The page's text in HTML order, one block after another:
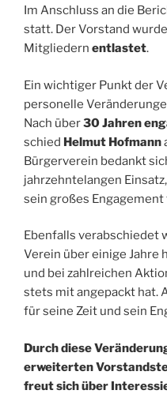
Im Anschluss an die
statt. Der Vorstand
Mitgliedern entlastet.
Ein wichtiger Punkt der
personelle
Nach über30 Jahren
schied Helmut Hofmann
Bürgerverein bedankt
jahrzehntelangen
sein großes
Ebenfalls verabschiedet
Verein über einige
und bei zahlreichen
stets mit angepackt hat.
für seine Zeit und sein
Durch diese
erweiterten
freut sich über